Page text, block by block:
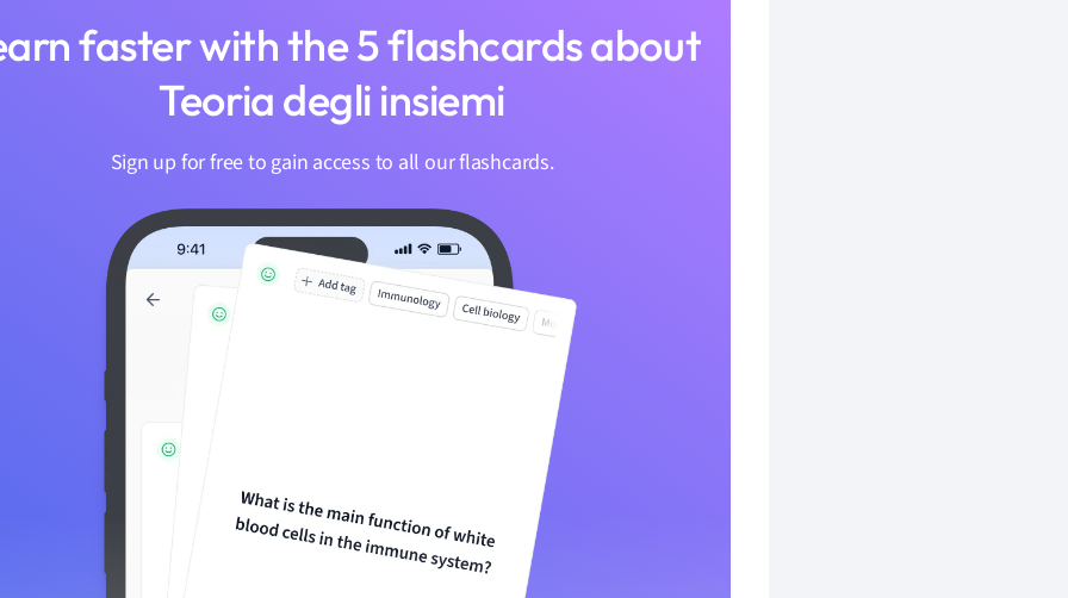
faster with the 5 flashcards about
Teoria degli insiemi
Sign up for free to gain access to all our flashcards.